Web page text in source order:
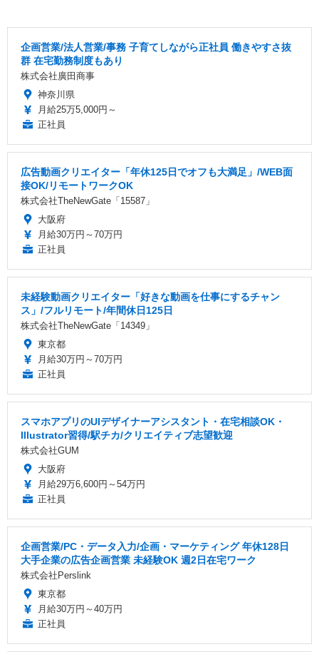
企画営業/法人営業/事務 子育てしながら正社員 働きやすさ抜
群 在宅勤務制度もあり
株式会社廣田商事
神奈川県
月給25万5,000円～
正社員
広告動画クリエイター「年休125日でオフも大満足」/WEB面
接OK/リモートワークOK
株式会社TheNewGate「15587」
大阪府
月給30万円～70万円
正社員
未経験動画クリエイター「好きな動画を仕事にするチャン
ス」/フルリモート/年間休日125日
株式会社TheNewGate「14349」
東京都
月給30万円～70万円
正社員
スマホアプリのUIデザイナーアシスタント・在宅相談OK・
Illustrator習得/駅チカ/クリエイティブ志望歓迎
株式会社GUM
大阪府
月給29万6,600円～54万円
正社員
企画営業/PC・データ入力/企画・マーケティング 年休128日
大手企業の広告企画営業 未経験OK 週2日在宅ワーク
株式会社Perslink
東京都
月給30万円～40万円
正社員